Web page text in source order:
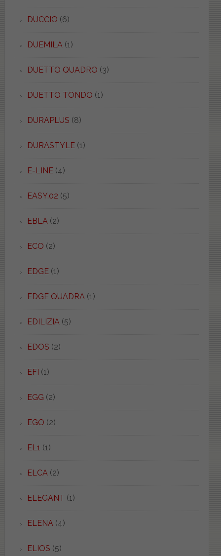
DUCCIO (6)
DUEMILA(1)
DUETTO QUADRO (3)
DUETTO TONDO (1)
DURAPLUS (8)
DURASTYLE(1)
E-LINE(4)
EASY.02 (5)
EBLA(2)
ECO (2)
EDGE(1)
EDGE QUADRA(1)
EDILIZIA(5)
EDOS (2)
EFI (1)
EGG (2)
EGO (2)
EL1 (1)
ELCA(2)
ELEGANT (1)
ELENA(4)
ELIOS (5)